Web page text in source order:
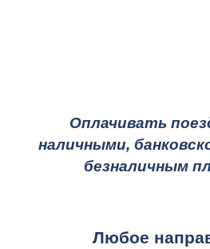
Оплачивать
наличными,
безналичным
Любое